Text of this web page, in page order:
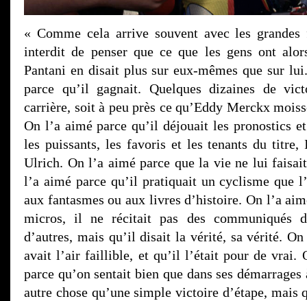
« Comme cela arrive souvent avec les
interdit de penser que ce que les gens ont
Pantani en disait plus sur eux-mêmes que sur
parce qu’il gagnait. Quelques dizaines de
carrière, soit à peu près ce qu’Eddy Merckx
On l’a aimé parce qu’il déjouait les pronostics
les puissants, les favoris et les tenants du titre,
Ulrich. On l’a aimé parce que la vie ne lui
l’a aimé parce qu’il pratiquait un cyclisme que
aux fantasmes ou aux livres d’histoire. On l’a
micros, il ne récitait pas des communiqués
d’autres, mais qu’il disait la vérité, sa vérité.
avait l’air faillible, et qu’il l’était pour de vrai.
parce qu’on sentait bien que dans ses
autre chose qu’une simple victoire d’étape, mais